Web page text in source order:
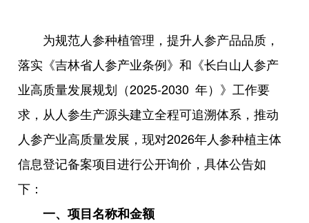
为规范人参种植管理，提升人参产品品质，
落实《吉林省人参产业条例》和《长白山人参产
业高质量发展规划（2025-2030 年）》工作要
求，从人参生产源头建立全程可追溯体系，推动
人参产业高质量发展，现对2026年人参种植主体
信息登记备案项目进行公开询价，具体公告如
下：
一、项目名称和金额